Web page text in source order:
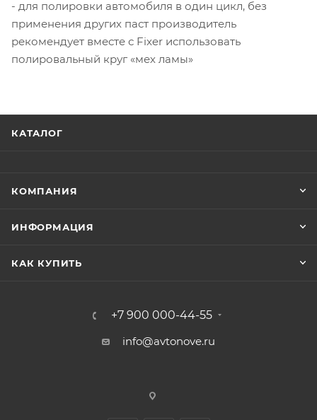
- для полировки автомобиля в один цикл, без
применения других паст производитель
рекомендует вместе с Fixer использовать
полировальный круг «мех ламы»
КАТАЛОГ
КОМПАНИЯ
ИНФОРМАЦИЯ
КАК КУПИТЬ
+7 900 000-44-55
info@avtonove.ru